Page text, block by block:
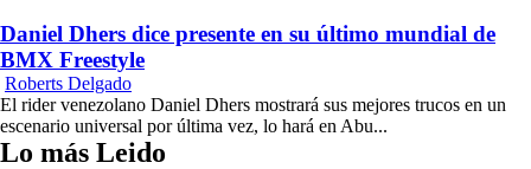
Daniel Dhers dice presente en su último mundial de
BMX Freestyle
Roberts Delgado
El rider venezolano Daniel Dhers mostrará sus mejores trucos en un
escenario universal por última vez, lo hará en Abu...
Lo más Leido